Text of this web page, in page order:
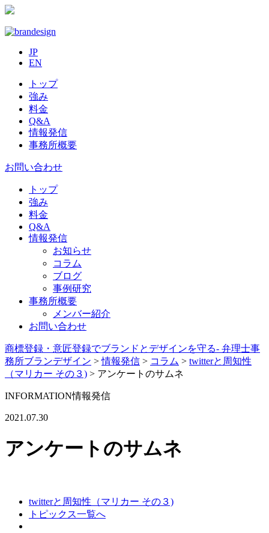
JP
EN
トップ
強み
料金
Q&A
情報発信
事務所概要
お問い合わせ
トップ
強み
料金
Q&A
情報発信
お知らせ
コラム
ブログ
事例研究
事務所概要
メンバー紹介
お問い合わせ
商標登録・意匠登録でブランドとデザインを守る- 弁理士事
務所ブランデザイン >情報発信 > コラム > twitterと周知性
（マリカー その３) > アンケートのサムネ
INFORMATION情報発信
2021.07.30
アンケートのサムネ
twitterと周知性（マリカー その３)
トピックス一覧へ